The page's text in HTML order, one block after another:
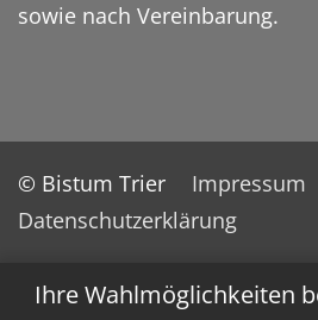
Ihre Wahlmöglichkeiten
sowie nach Vereinbarung.
© Bistum Trier
Impressum
Datenschutzerklärung